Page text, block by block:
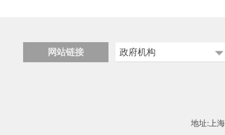
网站链接
政府机构
地址:上